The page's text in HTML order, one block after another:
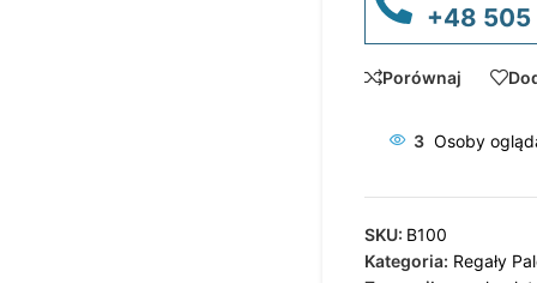
+48 505
Porównaj
3 Osoby
SKU: B100
Kategoria: Regały